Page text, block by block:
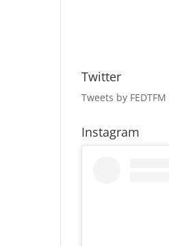
Twitter
Tweets by FEDTFM
Instagram